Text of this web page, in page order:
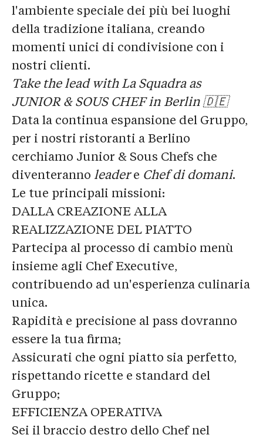
l'ambiente speciale dei più bei luoghi
della tradizione italiana, creando
momenti unici di condivisione con i
nostri clienti.
Take the lead with La Squadra as
JUNIOR & SOUS CHEF in Berlin 🇩🇪
Data la continua espansione del Gruppo,
per i nostri ristoranti a Berlino
cerchiamo Junior & Sous Chefs che
diventeranno leadere Chef di domani.
Le tue principali missioni:
DALLA CREAZIONE ALLA
REALIZZAZIONE DEL PIATTO
Partecipa al processo di cambio menù
insieme agli Chef Executive,
contribuendo ad un'esperienza culinaria
unica.
Rapidità e precisione al pass dovranno
essere la tua firma;
Assicurati che ogni piatto sia perfetto,
rispettando ricette e standard del
Gruppo;
EFFICIENZA OPERATIVA
Sei il braccio destro dello Chef nel